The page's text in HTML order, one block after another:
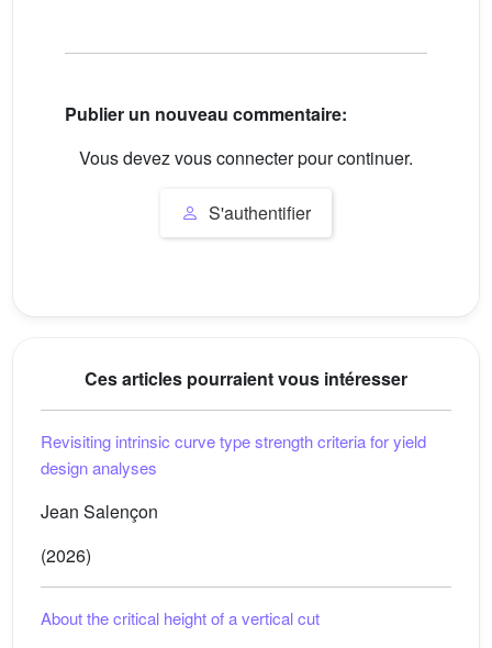
Publier un nouveau commentaire:
Vous devez vous connecter pour continuer.
S'authentifier
Ces articles pourraient vous intéresser
Revisiting intrinsic curve type strength criteria for yield
design analyses
Jean Salençon
(2026)
About the critical height of a vertical cut